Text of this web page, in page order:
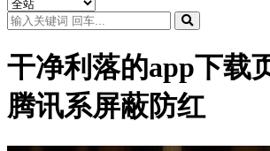
干净利落的app下载
腾讯系屏蔽防红